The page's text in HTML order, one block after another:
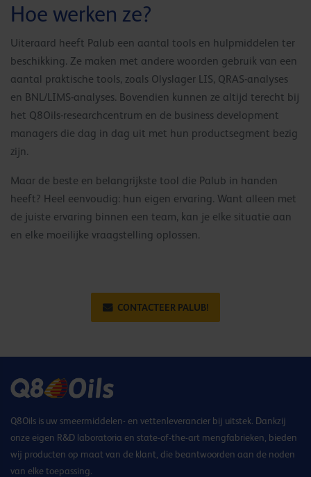
Hoe werken ze?
Uiteraard heeft Palub een aantal tools en hulpmiddelen ter
beschikking. Ze maken met andere woorden gebruik van een
aantal praktische tools, zoals Olyslager LIS, QRAS-analyses
en BNL/LIMS-analyses. Bovendien kunnen ze altijd terecht bij
het Q8Oils-researchcentrum en de business development
managers die dag in dag uit met hun productsegment bezig
zijn.
Maar de beste en belangrijkste tool die Palub in handen
heeft? Heel eenvoudig: hun eigen ervaring. Want alleen met
de juiste ervaring binnen een team, kan je elke situatie aan
en elke moeilijke vraagstelling oplossen.
CONTACTEER PALUB!
Q8Oils is uw smeermiddelen- en vettenleverancier bij uitstek. Dankzij
onze eigen R&D laboratoria en state-of-the-art mengfabrieken, bieden
wij producten op maat van de klant, die beantwoorden aan de noden
van elke toepassing.